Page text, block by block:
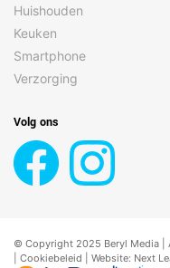
Huishouden
Keuken
Smartphone
Verzorging
Volg ons
© Copyright 2025 Beryl Media |
Cookiebeleid | Website: Next